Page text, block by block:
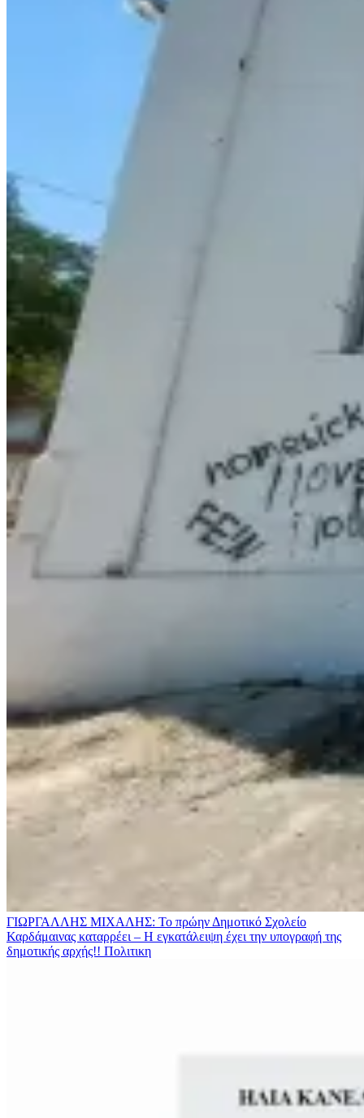
ΓΙΩΡΓΑΛΛΗΣ ΜΙΧΑΛΗΣ: Το πρώην Δημοτικό Σχολείο
Καρδάμαινας καταρρέει – Η εγκατάλειψη έχει την υπογραφή της
δημοτικής αρχής!! Πολιτικη